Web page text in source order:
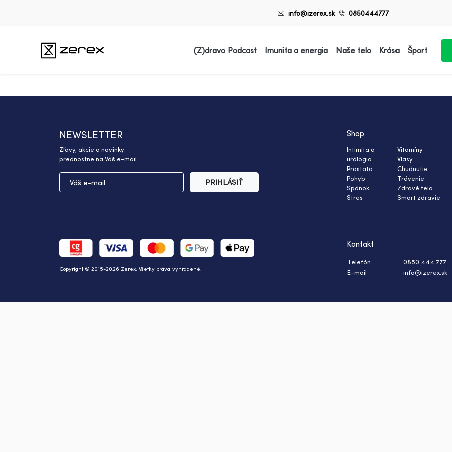
info@izerex.sk 0850444777
(Z)dravo Podcast Imunita a energia Naše telo Krása Šport
NEWSLETTER
Zľavy, akcie a novinky
prednostne na Váš e-mail.
PRIHLÁSIŤ
Shop
Intimita a
urólogia
Prostata
Pohyb
Spánok
Stres
Vitamíny
Vlasy
Chudnutie
Trávenie
Zdravé telo
Smart zdravie
Copyright © 2015-2026 Zerex. Všetky práva vyhradené.
Kontakt
Telefón
0850 444 777
E-mail
info@izerex.sk